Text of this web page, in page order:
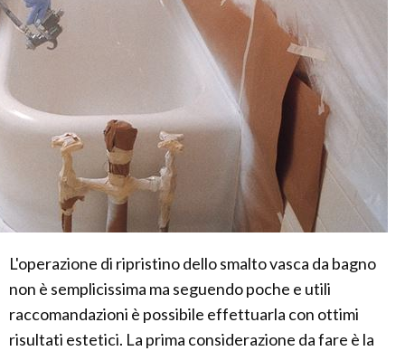
L'operazione di ripristino dello smalto vasca da bagno
non è semplicissima ma seguendo poche e utili
raccomandazioni è possibile effettuarla con ottimi
risultati estetici. La prima considerazione da fare è la